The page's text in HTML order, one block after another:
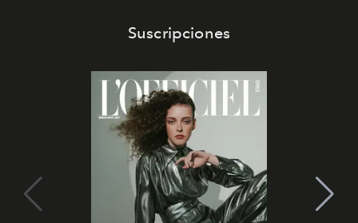
Suscripciones